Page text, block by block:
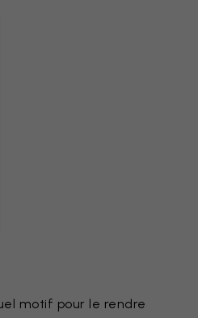
motif pour le rendre